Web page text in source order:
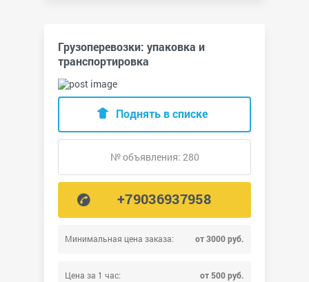
Грузоперевозки: упаковка и
транспортировка
Минимальная цена заказа: от 3000 руб.
Цена за 1 час: от 500 руб.
Поднять в списке
№ объявления: 280
+79036937958